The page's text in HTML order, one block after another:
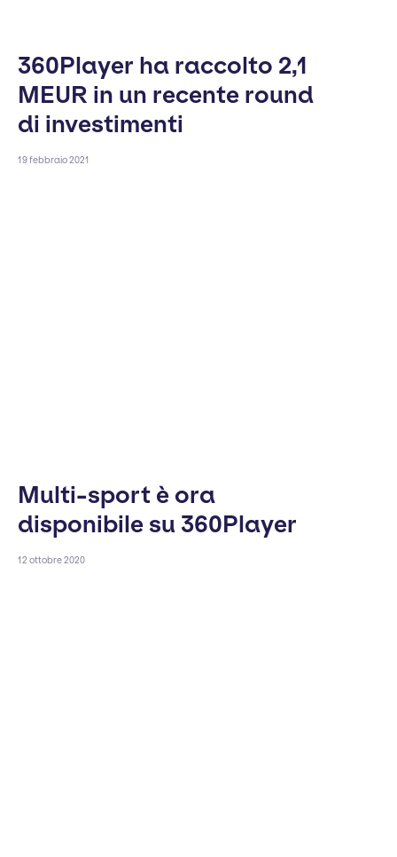
360Player ha raccolto 2,1
MEUR in un recente round
di investimenti
19 febbraio 2021
Multi-sport è ora
disponibile su 360Player
12 ottobre 2020